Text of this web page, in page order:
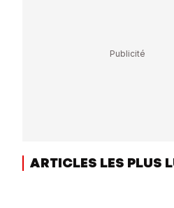
ARTICLES LES PLUS